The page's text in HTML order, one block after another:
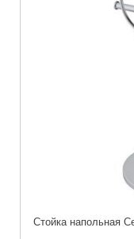
Стойка напольная